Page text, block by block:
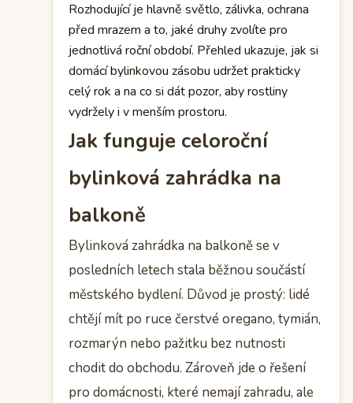
Rozhodující je hlavně světlo, zálivka, ochrana
před mrazem a to, jaké druhy zvolíte pro
jednotlivá roční období. Přehled ukazuje, jak si
domácí bylinkovou zásobu udržet prakticky
celý rok a na co si dát pozor, aby rostliny
vydržely i v menším prostoru.
Jak funguje celoroční
bylinková zahrádka na
balkoně
Bylinková zahrádka na balkoně se v
posledních letech stala běžnou součástí
městského bydlení. Důvod je prostý: lidé
chtějí mít po ruce čerstvé oregano, tymián,
rozmarýn nebo pažitku bez nutnosti
chodit do obchodu. Zároveň jde o řešení
pro domácnosti, které nemají zahradu, ale